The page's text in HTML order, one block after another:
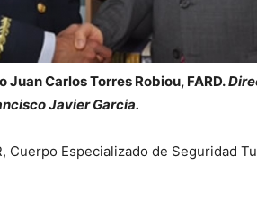
Carlos Torres Robiou, FARD.
Javier Garcia.
Cuerpo Especializado de Seguridad